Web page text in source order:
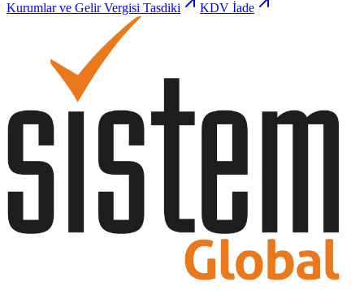
Kurumlar ve Gelir Vergisi Tasdiki
KDV İade